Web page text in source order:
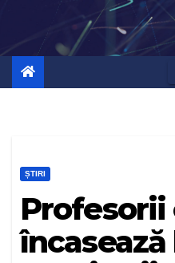
ȘTIRI
Profesorii